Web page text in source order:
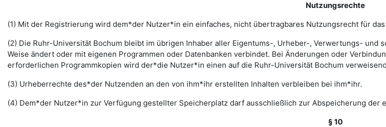
Nutzungsrechte
(1) Mit der Registrierung wird dem*der Nutzer*in ein einfaches, nicht übertragbares Nutzungsrecht für das
(2) Die Ruhr-Universität Bochum bleibt im übrigen Inhaber aller Eigentums-, Urheber-, Verwertungs-
Weise ändert oder mit eigenen Programmen oder Datenbanken verbindet. Bei Änderungen oder
erforderlichen Programmkopien wird der*die Nutzer*in einen auf die Ruhr-Universität Bochum
(3) Urheberrechte des*der Nutzenden an den von ihm*ihr erstellten Inhalten verbleiben bei ihm*ihr.
(4) Dem*der Nutzer*in zur Verfügung gestellter Speicherplatz darf ausschließlich zur Abspeicherung der
§ 10